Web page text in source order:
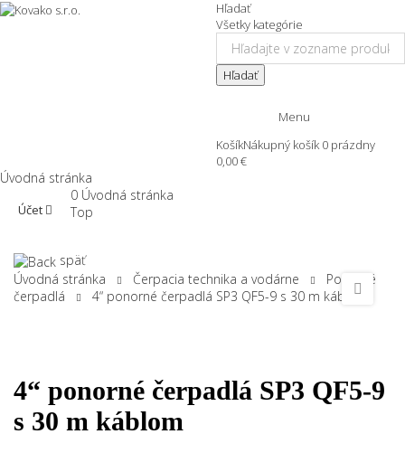
Hľadať
Všetky kategórie
Hľadať
Menu
KošíkNákupný košík 0 prázdny
0,00 €
Úvodná stránka
Účet
0 Úvodná stránka
Top
späť
Úvodná stránka
Čerpacia technika a vodárne
Ponorné
čerpadlá
4“ ponorné čerpadlá SP3 QF5-9 s 30 m káblom
4“ ponorné čerpadlá SP3 QF5-9
s 30 m káblom